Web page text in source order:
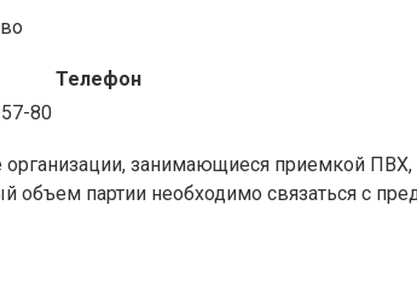
Телефон
80
занимающиеся приемкой
объем партии необходимо связаться с